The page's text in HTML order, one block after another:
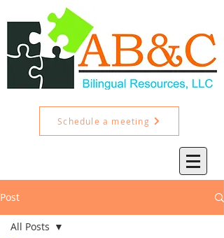
Schedule a meeting
Post
All Posts